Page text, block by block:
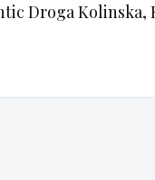
Droga Kolinska,